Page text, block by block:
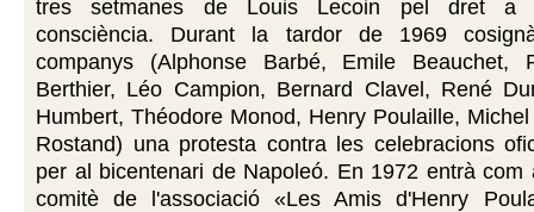
tres setmanes de Louis Lecoin pel dret a
consciència. Durant la tardor de 1969
companys (Alphonse Barbé, Emile Beauchet,
Berthier, Léo Campion, Bernard Clavel, René
Humbert, Théodore Monod, Henry Poulaille,
Rostand) una protesta contra les celebracions
per al bicentenari de Napoleó. En 1972 entrà com
comitè de l'associació «Les Amis d'Henry